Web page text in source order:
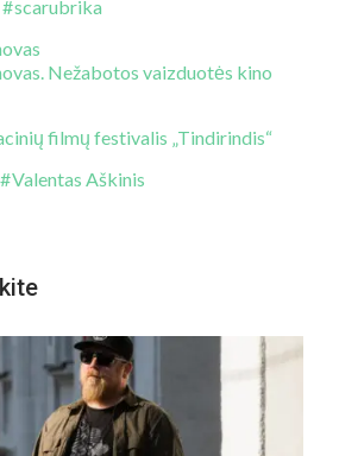
scarubrika
Nežabotos vaizduotės kino
filmų festivalis „Tindirindis“
Valentas Aškinis